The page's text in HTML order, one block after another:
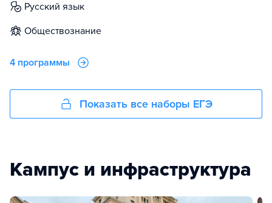
русский язык
обществознание
4 программы
Показать все наборы ЕГЭ
Кампус и инфраструктура